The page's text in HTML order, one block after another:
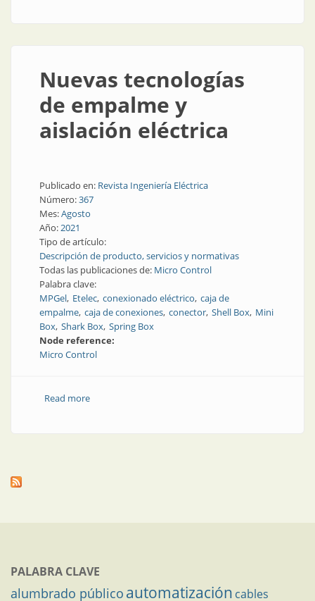
Nuevas tecnologías
de empalme y
aislación eléctrica
Publicado en: Revista Ingeniería Eléctrica
Número:367
Mes:Agosto
Año:2021
Tipo de artículo:
Descripción de producto, servicios y normativas
Todas las publicaciones de: Micro Control
Palabra clave:
MPGel Etelec conexionado eléctrico caja de
empalme caja de conexiones conector Shell Box Mini
Box Shark Box Spring Box
Node reference:
Micro Control
Read moreabout Nuevas tecnologías de empalme y aislación
PALABRA CLAVE
alumbrado público automatización cables